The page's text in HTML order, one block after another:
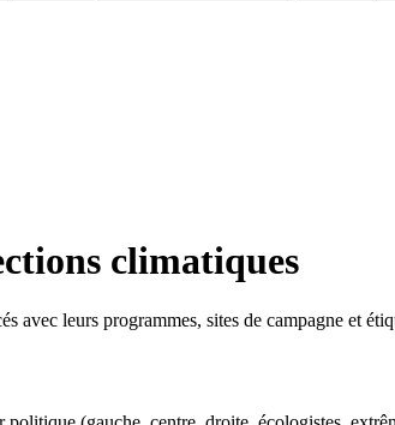
climatiques
avec leurs programmes, sites de campagne et